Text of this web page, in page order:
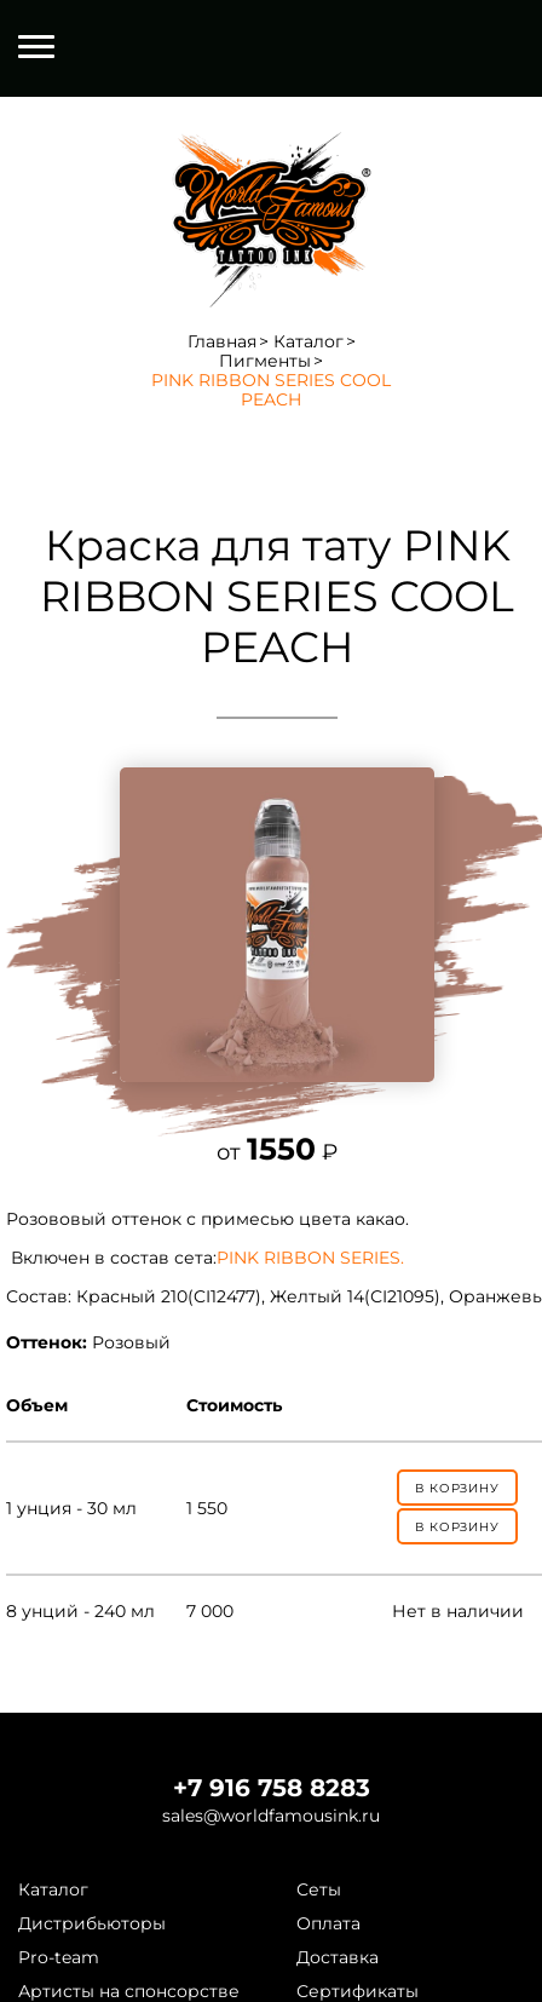
Главная
Каталог
Пигменты
PINK RIBBON SERIES COOL
PEACH
Краска для тату PINK
RIBBON SERIES COOL
PEACH
от 1550 ₽
Розововый оттенок с примесью цвета какао.
Включен в состав сета:PINK RIBBON SERIES.
Состав: Красный 210(CI12477), Желтый 14(СI21095),
Оттенок: Розовый
Объем Стоимость
1 унция - 30 мл 1 550
В КОРЗИНУ
В КОРЗИНУ
8 унций - 240 мл 7 000 Нет в наличии
Каталог
Дистрибьюторы
Pro-team
Артисты на спонсорстве
Сеты
Оплата
Доставка
Сертификаты
+7 916 758 8283
sales@worldfamousink.ru